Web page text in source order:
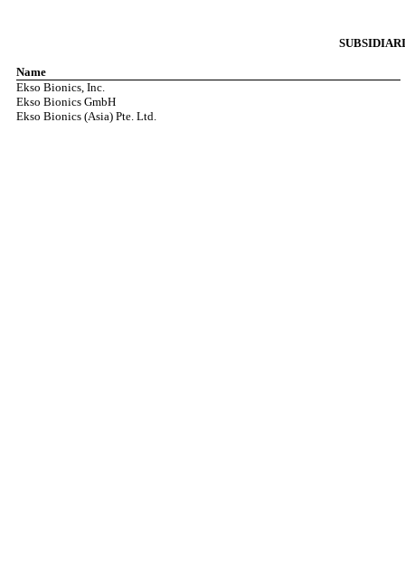
Name
Ekso Bionics, Inc.
Ekso Bionics GmbH
Ekso Bionics (Asia) Pte. Ltd.